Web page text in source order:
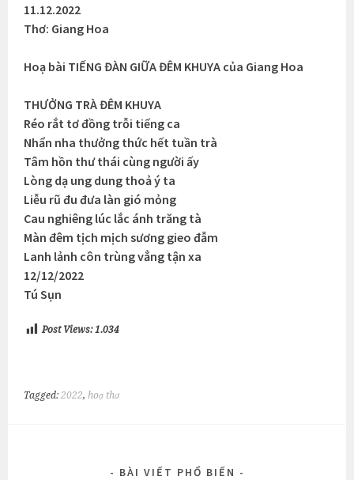
11.12.2022
Thơ: Giang Hoa
Hoạ bài TIẾNG ĐÀN GIỮA ĐÊM KHUYA của Giang Hoa
THƯỞNG TRÀ ĐÊM KHUYA
Réo rắt tơ đồng trỗi tiếng ca
Nhẩn nha thưởng thức hết tuần trà
Tâm hồn thư thái cùng người ấy
Lòng dạ ung dung thoả ý ta
Liễu rũ đu đưa làn gió mỏng
Cau nghiêng lúc lắc ánh trăng tà
Màn đêm tịch mịch sương gieo đẫm
Lanh lảnh côn trùng vẳng tận xa
12/12/2022
Tú Sụn
Post Views: 1.034
Tagged:2022,hoạ thơ
BÀI VIẾT PHỔ BIẾN